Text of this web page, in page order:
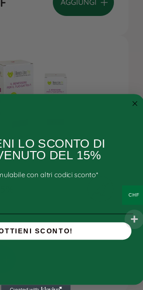
Gatto
FAQs
AGGIUNGI
CHF
LO SCONTO DI
DEL 15%
con altri codici sconto*
SCONTO!